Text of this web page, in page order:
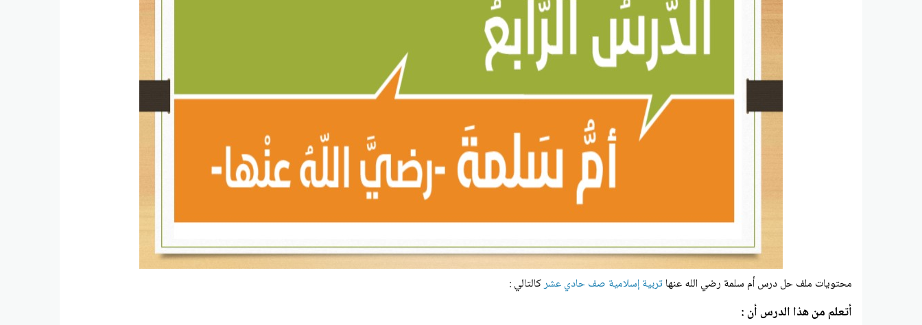
محتويات ملف حل درس أم سلمة رضي الله عنهاتربية إسلامية صف حادي عشركالتالي :
أتعلم من هذا الدرس أن :